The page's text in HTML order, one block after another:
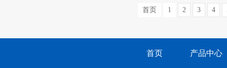
首页 1 2 3 4
首页 产品中心